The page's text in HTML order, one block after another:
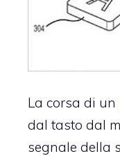
La corsa di
dal tasto dal
segnale della